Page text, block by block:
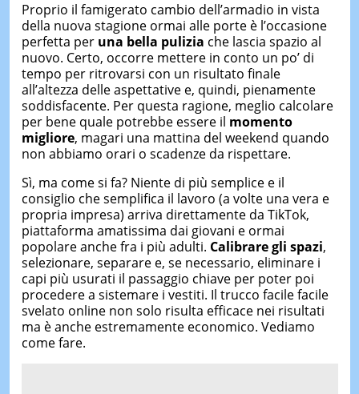
Proprio il famigerato cambio dell’armadio in vista
della nuova stagione ormai alle porte è l’occasione
perfetta per una bella pulizia che lascia spazio al
nuovo. Certo, occorre mettere in conto un po’ di
tempo per ritrovarsi con un risultato finale
all’altezza delle aspettative e, quindi, pienamente
soddisfacente. Per questa ragione, meglio calcolare
per bene quale potrebbe essere il momento
migliore, magari una mattina del weekend quando
non abbiamo orari o scadenze da rispettare.
Sì, ma come si fa? Niente di più semplice e il
consiglio che semplifica il lavoro (a volte una vera e
propria impresa) arriva direttamente da TikTok,
piattaforma amatissima dai giovani e ormai
popolare anche fra i più adulti. Calibrare gli spazi,
selezionare, separare e, se necessario, eliminare i
capi più usurati il passaggio chiave per poter poi
procedere a sistemare i vestiti. Il trucco facile facile
svelato online non solo risulta efficace nei risultati
ma è anche estremamente economico. Vediamo
come fare.